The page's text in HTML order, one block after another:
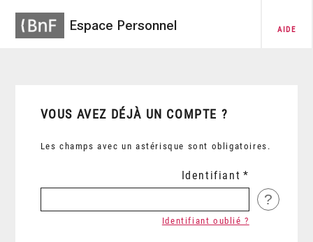
Espace Personnel AIDE
VOUS AVEZ DÉJÀ UN COMPTE ?
Les champs avec un astérisque sont obligatoires.
Identifiant
?
Identifiant oublié ?